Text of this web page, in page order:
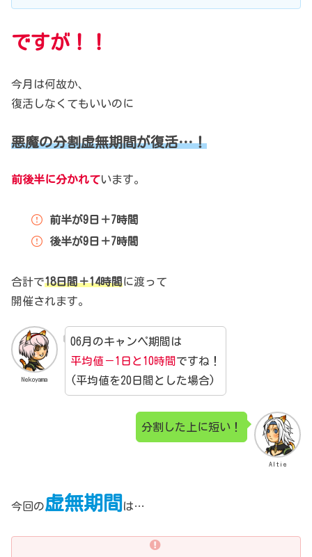
ですが！！
今月は何故か、
復活しなくてもいいのに
悪魔の分割虚無期間が復活…！
前後半に分かれています。
前半が9日＋7時間
後半が9日＋7時間
合計で18日間＋14時間に渡って
開催されます。
Nekoyama
06月のキャンペ期間は
平均値－1日と10時間 ですね！
(平均値を20日間とした場合)
Altie
分割した上に短い！
今回の虚無期間 は…